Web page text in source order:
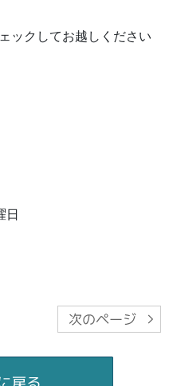
ックしてお越しください
日